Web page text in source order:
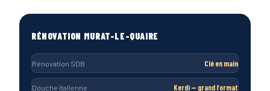
RÉNOVATION MURAT-LE-QUAIRE
Rénovation SDB Clé en main
Douche italienne Kerdi — grand format